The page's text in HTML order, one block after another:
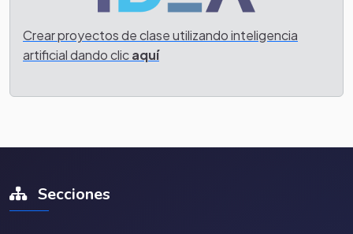
Crear proyectos de clase utilizando inteligencia
artificial dando clicaquí
Secciones